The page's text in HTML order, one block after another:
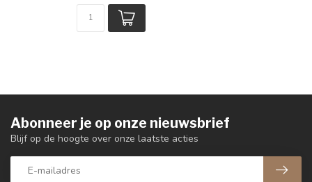
Abonneer je op onze nieuwsbrief
Blijf op de hoogte over onze laatste acties